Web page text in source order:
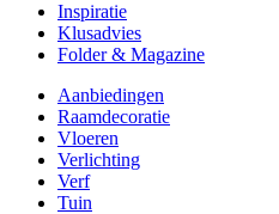
Inspiratie
Klusadvies
Folder & Magazine
Aanbiedingen
Raamdecoratie
Vloeren
Verlichting
Verf
Tuin